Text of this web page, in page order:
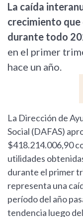
La caída
crecimiento
durante todo
en el primer
hace un año.
La Dirección de
Social (DAFAS)
$418.214.006,90
utilidades
durante el primer
representa una
período del año
tendencia luego